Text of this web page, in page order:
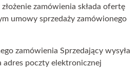
zamówienia składa ofertę
umowy sprzedaży zamówionego
zamówienia Sprzedający wysyła
adres poczty elektronicznej